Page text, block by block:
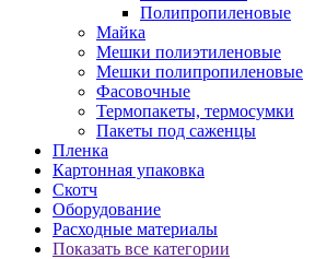
Полипропиленовые
Майка
Мешки полиэтиленовые
Мешки полипропиленовые
Фасовочные
Термопакеты, термосумки
Пакеты под саженцы
Пленка
Картонная упаковка
Скотч
Оборудование
Расходные материалы
Показать все категории